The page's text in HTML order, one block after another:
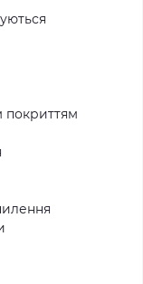
покриттям